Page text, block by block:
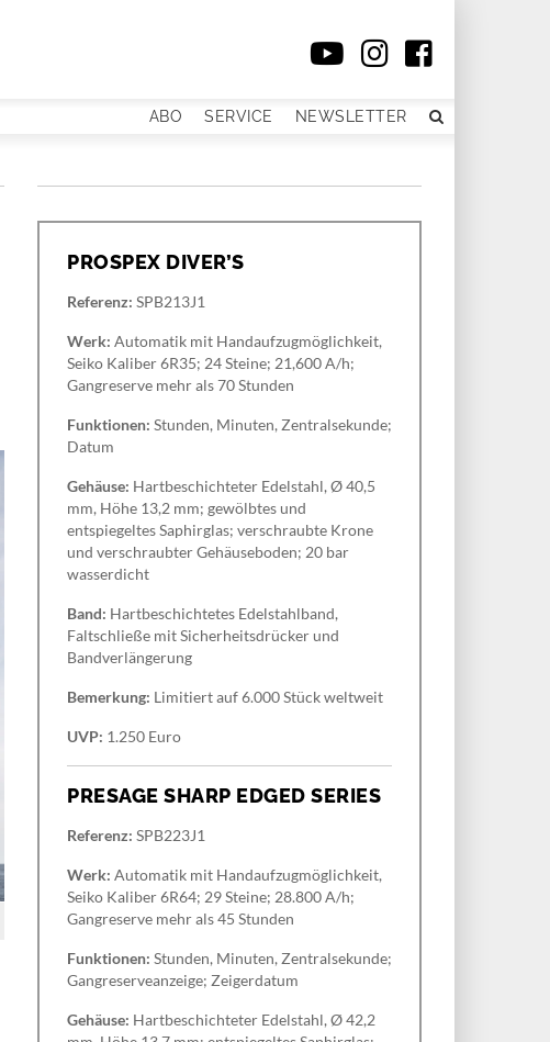
ABO SERVICE NEWSLETTER
PROSPEX DIVER’S
Referenz: SPB213J1
Werk: Automatik mit Handaufzugmöglichkeit,
Seiko Kaliber 6R35; 24 Steine; 21,600 A/h;
Gangreserve mehr als 70 Stunden
Funktionen: Stunden, Minuten, Zentralsekunde;
Datum
Gehäuse: Hartbeschichteter Edelstahl, Ø 40,5
mm, Höhe 13,2 mm; gewölbtes und
entspiegeltes Saphirglas; verschraubte Krone
und verschraubter Gehäuseboden; 20 bar
wasserdicht
Band: Hartbeschichtetes Edelstahlband,
Faltschließe mit Sicherheitsdrücker und
Bandverlängerung
Bemerkung: Limitiert auf 6.000 Stück weltweit
UVP: 1.250 Euro
PRESAGE SHARP EDGED SERIES
Referenz: SPB223J1
Werk: Automatik mit Handaufzugmöglichkeit,
Seiko Kaliber 6R64; 29 Steine; 28.800 A/h;
Gangreserve mehr als 45 Stunden
Funktionen: Stunden, Minuten, Zentralsekunde;
Gangreserveanzeige; Zeigerdatum
Gehäuse: Hartbeschichteter Edelstahl, Ø 42,2